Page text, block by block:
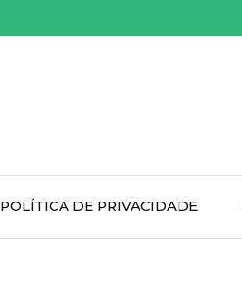
POLÍTICA DE PRIVACIDADE